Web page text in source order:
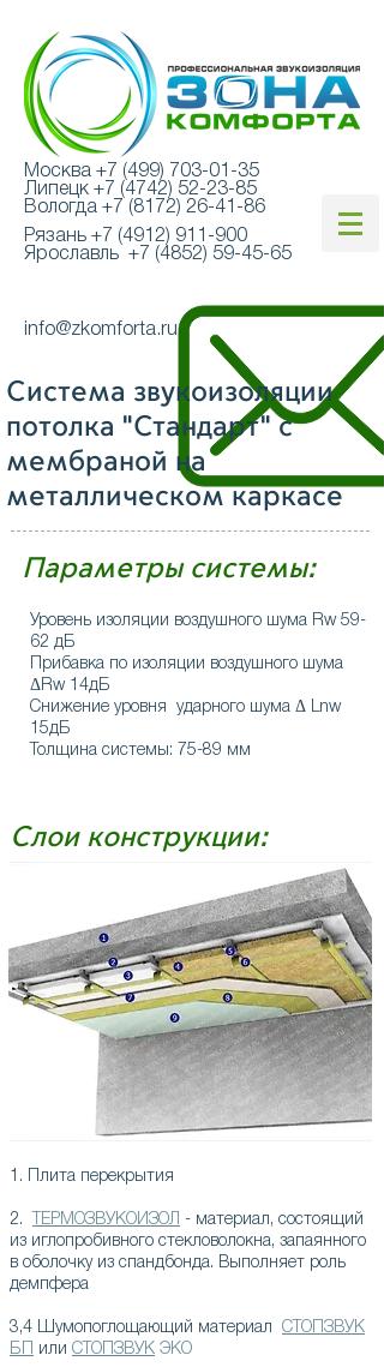
Москва +7 (499) 703-01-35
Липецк +7 (4742) 52-23-85
Вологда +7 (8172) 26-41-86
Рязань +7 (4912) 911-900
Ярославль +7 (4852) 59-45-65
info@zkomforta.ru
Система звукоизоляции
потолка "Стандарт" с
мембраной на
металлическом каркасе
Параметры системы:
Уровень изоляции воздушного шума Rw 59-
62 дБ
Прибавка по изоляции воздушного шума
ΔRw 14дБ
Снижение уровня ударного шума Δ Lnw
15дБ
Толщина системы: 75-89 мм
Слои конструкции:
1. Плита перекрытия
2. ТЕРМОЗВУКОИЗОЛ
- материал, состоящий
из иглопробивного стекловолокна, запаянного
в оболочку из спандбонда. Выполняет роль
демпфера
3,4 Шумопоглощающий материал СТОПЗВУК
БП
или СТОПЗВУК ЭКО